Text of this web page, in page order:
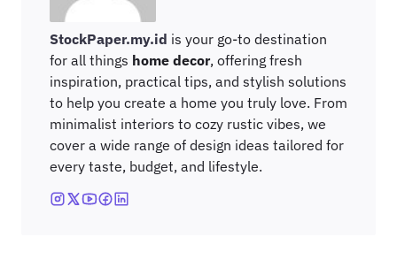
StockPaper.my.id is your go-to destination
for all things home decor, offering fresh
inspiration, practical tips, and stylish solutions
to help you create a home you truly love. From
minimalist interiors to cozy rustic vibes, we
cover a wide range of design ideas tailored for
every taste, budget, and lifestyle.